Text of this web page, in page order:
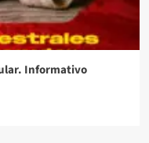
Informativo